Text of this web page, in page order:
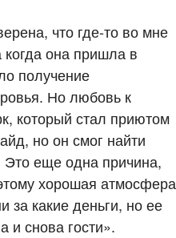
что где-то во мне
она пришла в
получение
Но любовь к
который стал приютом
но он смог найти
Это еще одна причина,
хорошая атмосфера
какие деньги, но ее
и снова гости».